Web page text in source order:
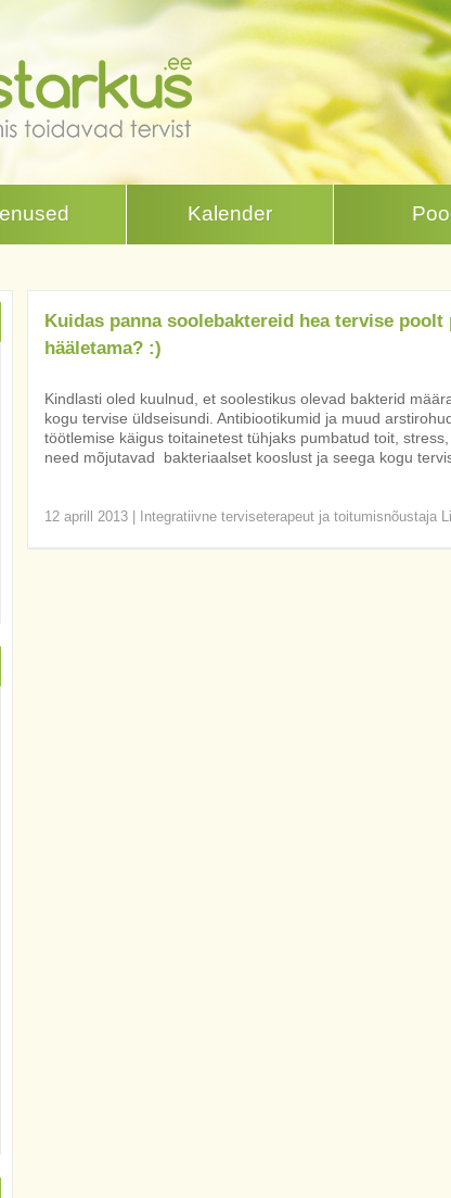
Kalender
Kuidas panna soolebaktereid hea tervise poolt
hääletama? :)
Kindlasti oled kuulnud, et soolestikus olevad bakterid
kogu tervise üldseisundi. Antibiootikumid ja muud
töötlemise käigus toitainetest tühjaks pumbatud toit,
need mõjutavad bakteriaalset kooslust ja seega kogu
12 aprill 2013| Integratiivne terviseterapeut ja toitumisnõustaja